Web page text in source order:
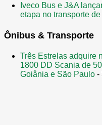
Iveco Bus e J&A
etapa no transporte
Ônibus & Transporte
Três Estrelas adquire
1800 DD Scania de
Goiânia e São Paulo -